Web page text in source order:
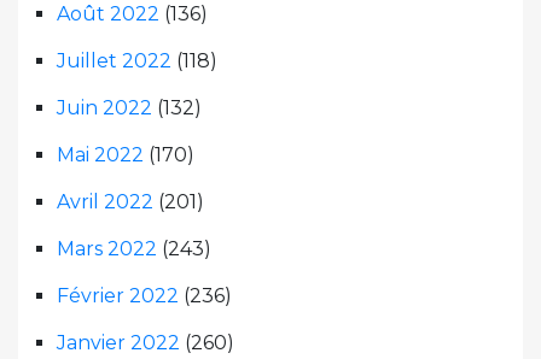
Août 2022 (136)
Juillet 2022 (118)
Juin 2022 (132)
Mai 2022 (170)
Avril 2022 (201)
Mars 2022 (243)
Février 2022 (236)
Janvier 2022 (260)